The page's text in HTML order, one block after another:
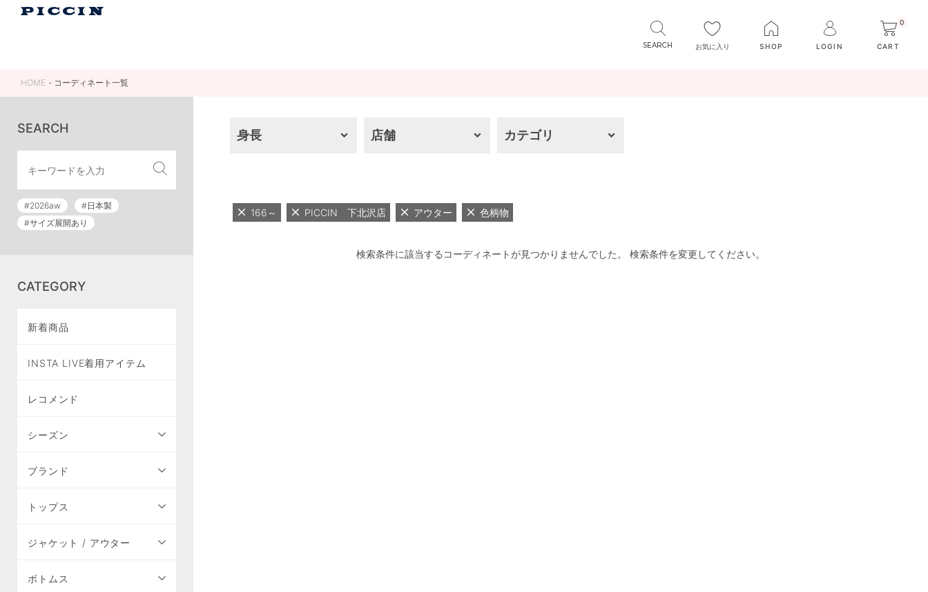
お気に入り SHOP LOGIN
0
CART
HOME コーディネート一覧
SEARCH
#2026aw
#日本製
#サイズ展開あり
CATEGORY
新着商品
INSTA LIVE着用アイテム
レコメンド
シーズン
ブランド
トップス
ジャケット / アウター
ボトムス
身長 店舗 カテゴリ
166～ PICCIN 下北沢店 アウター 色柄物
検索条件に該当するコーディネートが見つかりませんでした。 検索条件を変更してください。